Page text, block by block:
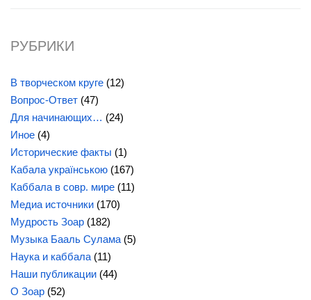
РУБРИКИ
В творческом круге (12)
Вопрос-Ответ (47)
Для начинающих… (24)
Иное (4)
Исторические факты (1)
Кабала українською (167)
Каббала в совр. мире (11)
Медиа источники (170)
Мудрость Зоар (182)
Музыка Бааль Сулама (5)
Наука и каббала (11)
Наши публикации (44)
О Зоар (52)